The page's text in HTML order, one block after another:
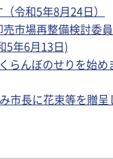
令和5年8月24日）
売市場再整備検討委
5年6月13日)
らんぼのせりを始め
市長に花束等を贈